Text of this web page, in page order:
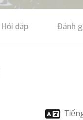
Hỏi đáp Đánh